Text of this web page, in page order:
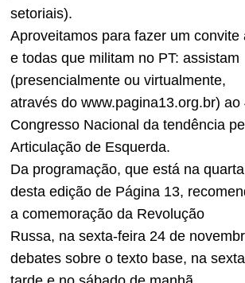
setoriais).
Aproveitamos para fazer um convite
e todas que militam no PT: assistam
(presencialmente ou virtualmente,
através do www.pagina13.org.br) ao
Congresso Nacional da tendência
Articulação de Esquerda.
Da programação, que está na
desta edição de Página 13,
a comemoração da Revolução
Russa, na sexta-feira 24 de
debates sobre o texto base, na